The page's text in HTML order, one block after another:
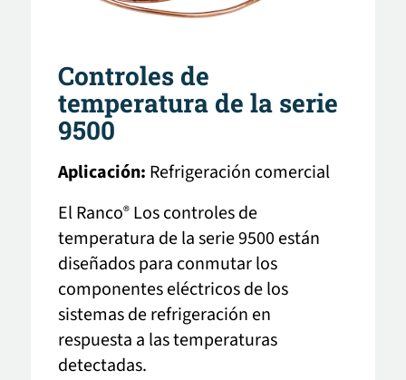
Controles de
temperatura de la serie
9500
Aplicación: Refrigeración comercial
El Ranco®Los controles de
temperatura de la serie 9500 están
diseñados para conmutar los
componentes eléctricos de los
sistemas de refrigeración en
respuesta a las temperaturas
detectadas.